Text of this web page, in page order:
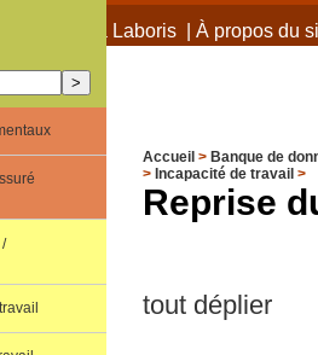
de Terra Laboris| À propos du
Accueil > Banque de
> Incapacité de travail >
Reprise
tout déplier